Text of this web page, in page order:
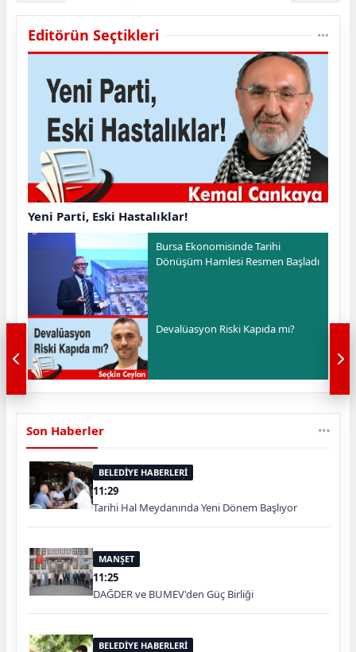
Editörün Seçtikleri
Yeni Parti, Eski Hastalıklar!
Bursa Ekonomisinde Tarihi
Dönüşüm Hamlesi Resmen Başladı
Devalüasyon Riski Kapıda mı?
Son Haberler
BELEDİYE HABERLERİ
11:29
Tarihi Hal Meydanında Yeni Dönem Başlıyor
MANŞET
11:25
DAĞDER ve BUMEV'den Güç Birliği
BELEDİYE HABERLERİ